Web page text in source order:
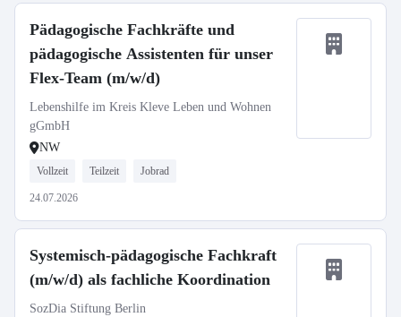
Pädagogische Fachkräfte und
pädagogische Assistenten für unser
Flex-Team (m/w/d)
Lebenshilfe im Kreis Kleve Leben und Wohnen
gGmbH
NW
Vollzeit Teilzeit Jobrad
24.07.2026
Systemisch-pädagogische Fachkraft
(m/w/d) als fachliche Koordination
SozDia Stiftung Berlin